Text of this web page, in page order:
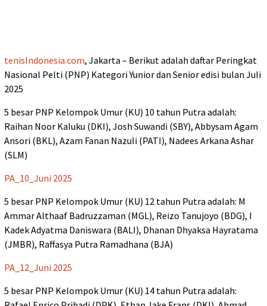
tenisIndonesia.com, Jakarta – Berikut adalah daftar Peringkat
Nasional Pelti (PNP) Kategori Yunior dan Senior edisi bulan Juli
2025
5 besar PNP Kelompok Umur (KU) 10 tahun Putra adalah:
Raihan Noor Kaluku (DKI), Josh Suwandi (SBY), Abbysam Agam
Ansori (BKL), Azam Fanan Nazuli (PATI), Nadees Arkana Ashar
(SLM)
PA_10_Juni 2025
5 besar PNP Kelompok Umur (KU) 12 tahun Putra adalah: M
Ammar Althaaf Badruzzaman (MGL), Reizo Tanujoyo (BDG), I
Kadek Adyatma Daniswara (BALI), Dhanan Dhyaksa Hayratama
(JMBR), Raffasya Putra Ramadhana (BJA)
PA_12_Juni 2025
5 besar PNP Kelompok Umur (KU) 14 tahun Putra adalah: